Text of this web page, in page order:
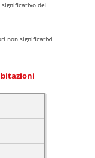
del
non significativi